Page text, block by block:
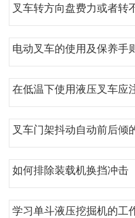
叉车转方向盘费力或者转
电动叉车的使用及保养手
在低温下使用液压叉车应
叉车门架抖动自动前后倾
如何排除装载机换挡冲击
学习单斗液压挖掘机的工